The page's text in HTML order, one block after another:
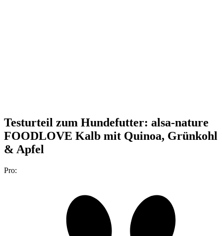
Testurteil zum Hundefutter: alsa-nature
FOODLOVE Kalb mit Quinoa, Grünkohl
& Apfel
Pro: